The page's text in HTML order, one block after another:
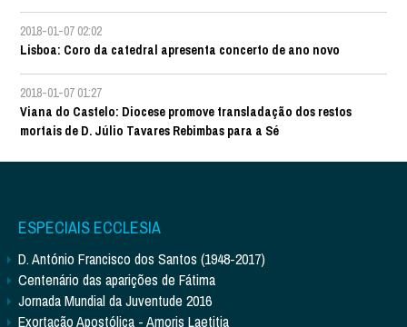
2018-01-07 02:02
Lisboa: Coro da catedral apresenta concerto de ano novo
2018-01-07 01:27
Viana do Castelo: Diocese promove transladação dos restos
mortais de D. Júlio Tavares Rebimbas para a Sé
ESPECIAIS ECCLESIA
D. António Francisco dos Santos (1948-2017)
Centenário das aparições de Fátima
Jornada Mundial da Juventude 2016
Exortação Apostólica - Amoris Laetitia